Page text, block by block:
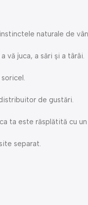
naturale de
vă juca, a sări și a târâi.
de gustări.
ta este răsplătită cu un
separat.